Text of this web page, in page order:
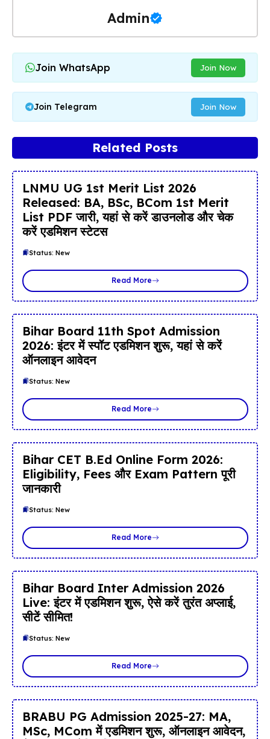
Admin
Join WhatsApp Join Now
Join Telegram Join Now
Related Posts
LNMU UG 1st Merit List 2026
Released: BA, BSc, BCom 1st Merit
List PDF जारी, यहां से करें डाउनलोड और चेक
करें एडमिशन स्टेटस
Status: New
Read More
Bihar Board 11th Spot Admission
2026: इंटर में स्पॉट एडमिशन शुरू, यहां से करें
ऑनलाइन आवेदन
Status: New
Read More
Bihar CET B.Ed Online Form 2026:
Eligibility, Fees और Exam Pattern पूरी
जानकारी
Status: New
Read More
Bihar Board Inter Admission 2026
Live: इंटर में एडमिशन शुरू, ऐसे करें तुरंत अप्लाई,
सीटें सीमित!
Status: New
Read More
BRABU PG Admission 2025-27: MA,
MSc, MCom में एडमिशन शुरू, ऑनलाइन आवेदन,